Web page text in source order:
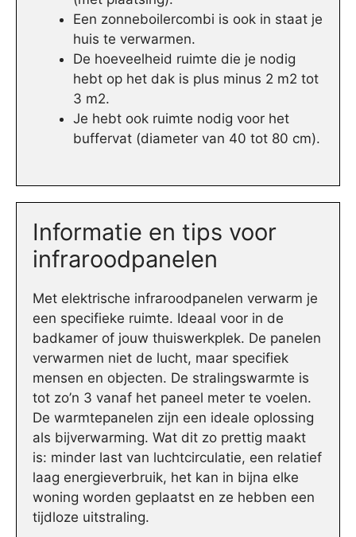
Een zonneboilercombi is ook in staat je
huis te verwarmen.
De hoeveelheid ruimte die je nodig
hebt op het dak is plus minus 2 m2 tot
3 m2.
Je hebt ook ruimte nodig voor het
buffervat (diameter van 40 tot 80 cm).
Informatie en tips voor
infraroodpanelen
Met elektrische infraroodpanelen verwarm je
een specifieke ruimte. Ideaal voor in de
badkamer of jouw thuiswerkplek. De panelen
verwarmen niet de lucht, maar specifiek
mensen en objecten. De stralingswarmte is
tot zo’n 3 vanaf het paneel meter te voelen.
De warmtepanelen zijn een ideale oplossing
als bijverwarming. Wat dit zo prettig maakt
is: minder last van luchtcirculatie, een relatief
laag energieverbruik, het kan in bijna elke
woning worden geplaatst en ze hebben een
tijdloze uitstraling.